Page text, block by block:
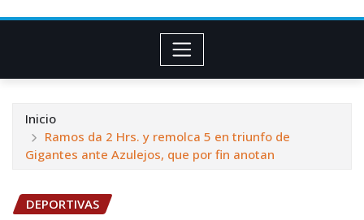
Inicio
Ramos da 2 Hrs. y remolca 5 en triunfo de
Gigantes ante Azulejos, que por fin anotan
DEPORTIVAS